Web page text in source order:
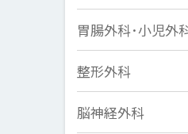
胃腸外科･小児外
整形外科
脳神経外科